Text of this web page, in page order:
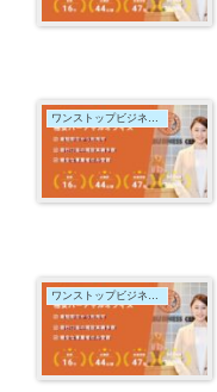
ワンストップビジネスセンター